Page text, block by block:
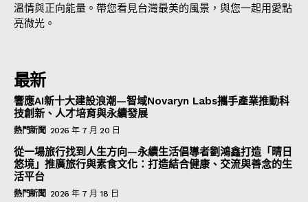
溫情與正向能量。帶您看見台灣最美的風景，與您一起用愛點
亮微光。
最新
響應AI新十大建設浪潮—智域Novaryn Labs攜手產業推動科
技創新、人才培育與永續發展
熱門新聞 2026 年 7 月 20 日
從一場旅行找到人生方向—永續生活倡導者劉鴻鑫打造「晴日
悠境」推廣旅行與素食文化：打造結合健康、交流與善念的生
活平台
熱門新聞 2026 年 7 月 18 日